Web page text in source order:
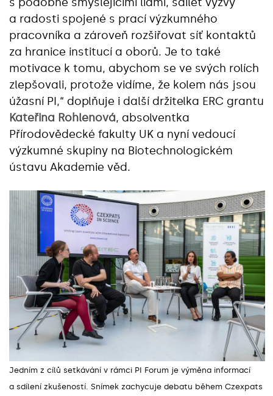
a radosti spojené s prací výzkumného
pracovníka a zároveň rozšiřovat síť kontaktů
za hranice institucí a oborů. Je to také
motivace k tomu, abychom se ve svých rolích
zlepšovali, protože vidíme, že kolem nás jsou
úžasní PI,“ doplňuje i další držitelka ERC grantu
Kateřina Rohlenová, absolventka
Přírodovědecké fakulty UK a nyní vedoucí
výzkumné skupiny na Biotechnologickém
ústavu Akademie věd.
Jedním z cílů setkávání v rámci PI Forum je výměna informací
a sdílení zkušeností. Snímek zachycuje debatu během Czexpats